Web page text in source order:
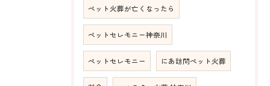
ペット火葬が亡くなったら
ペットセレモニー神奈川
ペットセレモニー にあ訪問ペット火葬